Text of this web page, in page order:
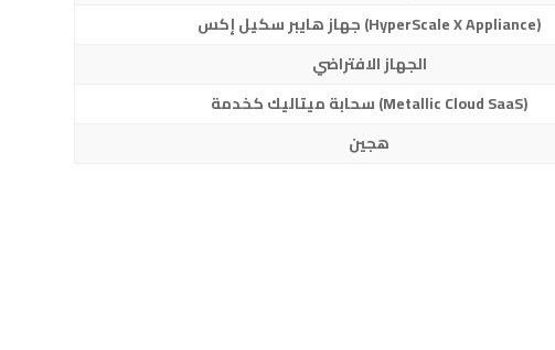
جهاز هايبر سكيل إكس (HyperScale X Appliance)
الجهاز الافتراضي
سحابة ميتاليك كخدمة (Metallic Cloud SaaS)
هجين